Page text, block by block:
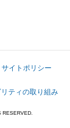
サイトポリシー
ティの取り組み
RESERVED.